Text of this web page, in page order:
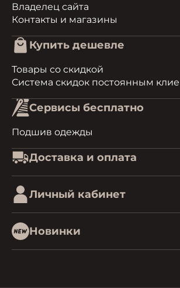
Владелец сайта
Контакты и магазины
Купить дешевле
Товары со скидкой
Система скидок постоянным
Сервисы бесплатно
Подшив одежды
Доставка и оплата
Личный кабинет
Новинки